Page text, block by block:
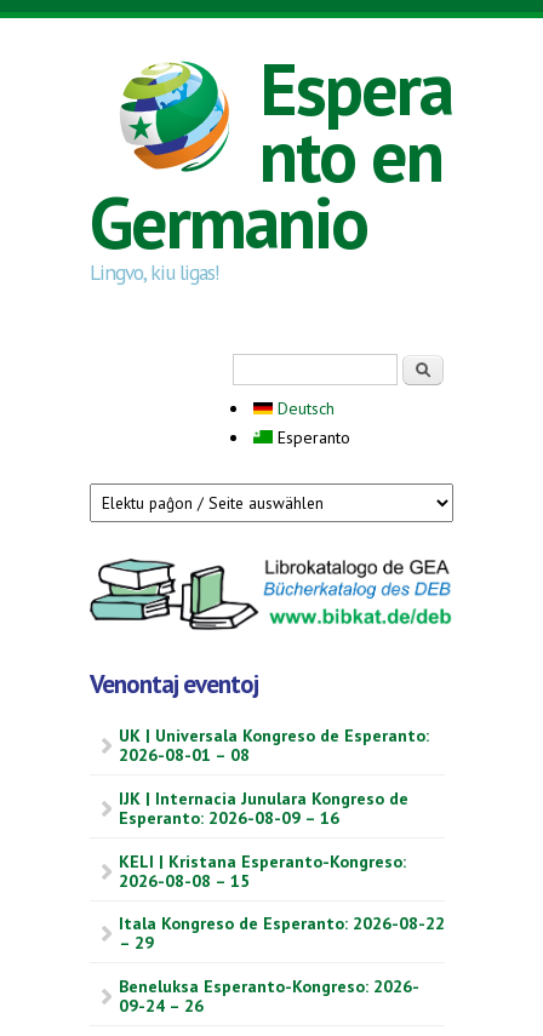
Skip to main content
Espera
nto en
Germanio
Lingvo, kiu ligas!
Deutsch
Esperanto
Venontaj eventoj
UK | Universala Kongreso de Esperanto:
2026-08-01 – 08
IJK | Internacia Junulara Kongreso de
Esperanto: 2026-08-09 – 16
KELI | Kristana Esperanto-Kongreso:
2026-08-08 – 15
Itala Kongreso de Esperanto: 2026-08-22
– 29
Beneluksa Esperanto-Kongreso: 2026-
09-24 – 26